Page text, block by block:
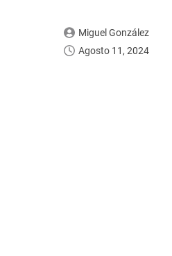
Miguel González
Agosto 11, 2024